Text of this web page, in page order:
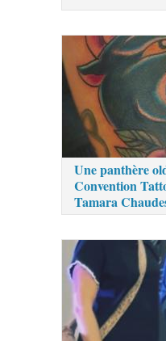
Une panthère
Convention
Tamara